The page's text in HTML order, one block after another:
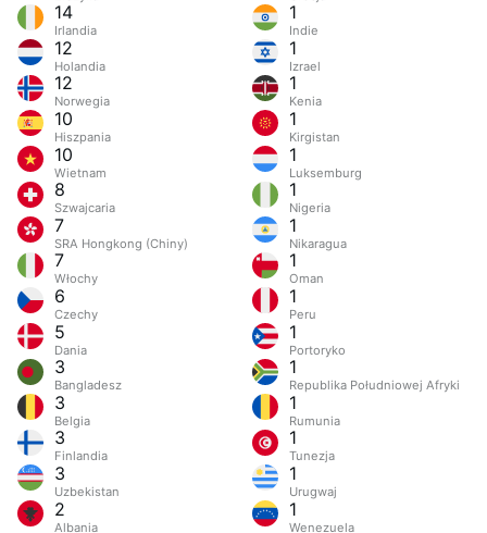
14
Irlandia
12
Holandia
12
Norwegia
10
Hiszpania
10
Wietnam
8
Szwajcaria
7
SRA Hongkong (Chiny)
7
Włochy
6
Czechy
5
Dania
3
Bangladesz
3
Belgia
3
Finlandia
3
Uzbekistan
2
Albania
1
Indie
1
Izrael
1
Kenia
1
Kirgistan
1
Luksemburg
1
Nigeria
1
Nikaragua
1
Oman
1
Peru
1
Portoryko
1
Republika Południowej Afryki
1
Rumunia
1
Tunezja
1
Urugwaj
1
Wenezuela